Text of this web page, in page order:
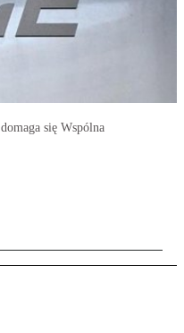
się Wspólna